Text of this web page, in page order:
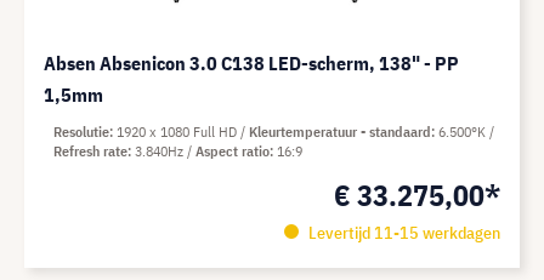
Absen Absenicon 3.0 C138 LED-scherm, 138" - PP
1,5mm
€ 33.275,00*
Levertijd 11-15 werkdagen
Resolutie 1920 x 1080 Full HD Kleurtemperatuur - standaard 6.500°K
Refresh rate 3.840Hz Aspect ratio 16:9